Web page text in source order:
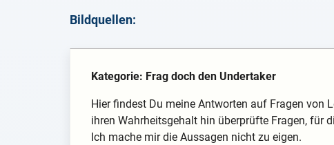
Bildquellen:
Kategorie: Frag doch den Undertaker
Hier findest Du meine Antworten auf Fragen von
ihren Wahrheitsgehalt hin überprüfte Fragen, für
Ich mache mir die Aussagen nicht zu eigen.